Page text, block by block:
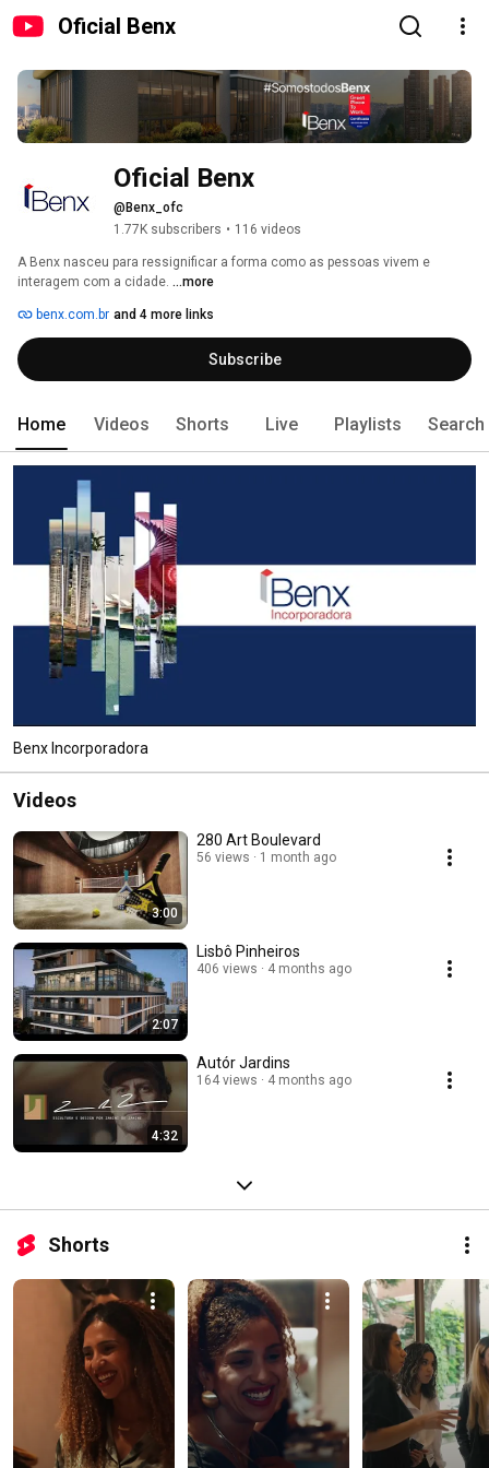
Oficial Benx
@Benx_ofc
1.77K subscribers • 116 videos
A Benx nasceu para ressignificar a forma como as pessoas vivem e
interagem com a cidade. ...more
benx.com.br and 4 more links
Subscribe
Home Videos Shorts Live Playlists Search
Benx Incorporadora
Videos
3:00
280 Art Boulevard
56 views 1 month ago
2:07
Lisbô Pinheiros
406 views 4 months ago
4:32
Autór Jardins
164 views 4 months ago
Shorts